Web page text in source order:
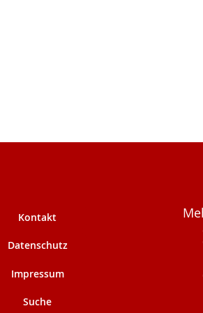
Kontakt
Datenschutz
Impressum
Suche